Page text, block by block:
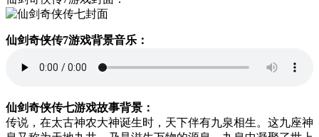
仙剑奇侠传7游戏背景音乐：
仙剑奇侠传七游戏故事背景：
传说，在太古神农大神诞生时，天下伴有九泉相生。这九座神